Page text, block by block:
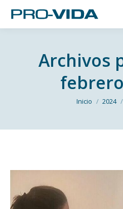
Archivos
Estás aquí:
Inicio 2024